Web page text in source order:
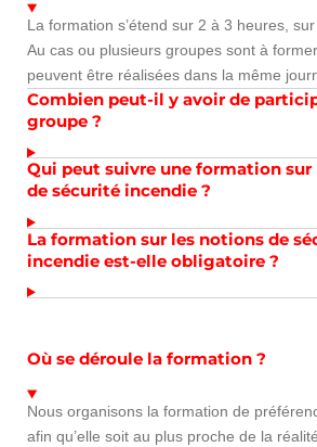
La formation s’étend sur 2 à 3 heures,
Au cas ou plusieurs groupes sont à
peuvent être réalisées dans la même
Combien peut-il y avoir de
groupe ?
Qui peut suivre une formation
de sécurité incendie ?
La formation sur les notions de
incendie est-elle obligatoire ?
Où se déroule la formation ?
Nous organisons la formation de
afin qu’elle soit au plus proche de la